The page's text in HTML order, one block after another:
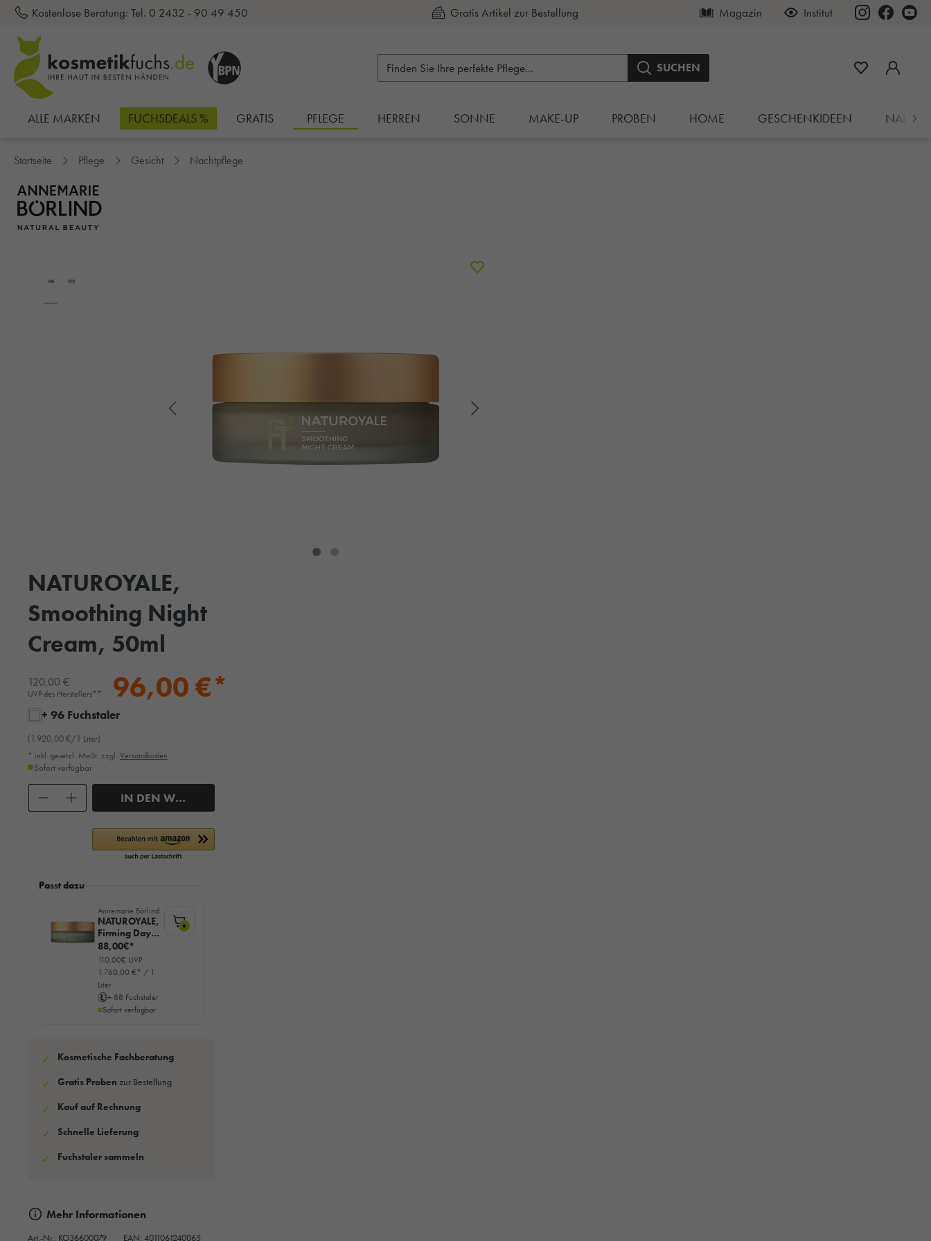
springen
Kostenlose Beratung: Tel. 0 2432 - 90 49 450 Kauf auf Rechnung Magazin Institut
SUCHEN
ALLE MARKEN FUCHSDEALS % GRATIS PFLEGE HERREN SONNE MAKE-UP PROBEN HOME GESCHENKIDEEN
Startseite Pflege Gesicht Nachtpflege
NATUROYALE,
Smoothing Night
Cream, 50ml
120,00 €
UVP des Herstellers** 96,00 €*
+ 96 Fuchstaler
(1.920,00 €/1 Liter)
* inkl. gesetzl. MwSt. zzgl. Versandkosten
Sofort verfügbar
IN DEN WARENKORB
Passt dazu
Annemarie Börlind
NATUROYALE,
Firming Day
Cream, 50ml
88,00€*
110,00€ UVP
1.760,00 €* / 1
Liter
+ 88 Fuchstaler
Sofort verfügbar
+
✓ Kosmetische Fachberatung
✓ Gratis Proben zur Bestellung
✓ Kauf auf Rechnung
✓ Schnelle Lieferung
✓ Fuchstaler sammeln
Mehr Informationen
Art.-Nr.: KO36600079 EAN: 4011061240065